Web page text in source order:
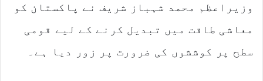
وزیراعظم محمد شہباز شریف نے پاکستان کو
معاشی طاقت میں تبدیل کرنے کے لیے قومی
سطح پر کوششوں کی ضرورت پر زور دیا ہے۔